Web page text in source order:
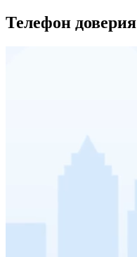
Телефон доверия